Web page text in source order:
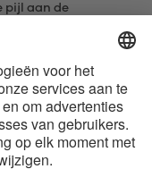
pijl aan de
op "Apparaat
gebruikt, ga dan
van je
en selecteer